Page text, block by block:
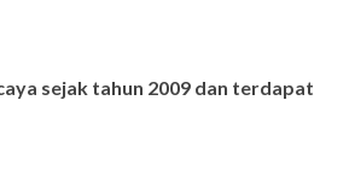
sejak tahun 2009 dan terdapat